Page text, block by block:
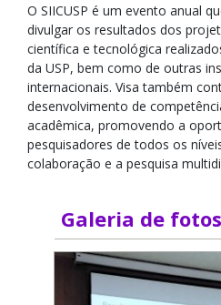
O SIICUSP é um evento anual
divulgar os resultados dos
científica e tecnológica
da USP, bem como de outras
internacionais. Visa também
desenvolvimento de
acadêmica, promovendo a
pesquisadores de todos os
colaboração e a pesquisa
Galeria de fotos